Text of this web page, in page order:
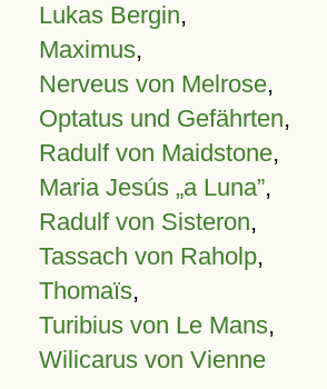
Lukas Bergin,
Maximus,
Nerveus von Melrose,
Optatus und Gefährten,
Radulf von Maidstone,
Maria Jesús „a Luna”,
Radulf von Sisteron,
Tassach von Raholp,
Thomaïs,
Turibius von Le Mans,
Wilicarus von Vienne